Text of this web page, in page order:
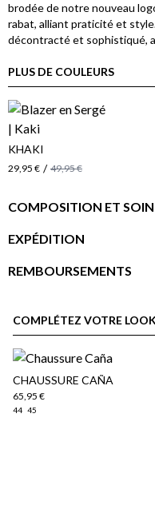
brodée de notre nouveau
rabat, alliant praticité et
décontracté et sophistiqué,
PLUS DE COULEURS
KHAKI
29,95 € / 49,95 €
COMPOSITION ET SOIN
EXPÉDITION
REMBOURSEMENTS
COMPLÉTEZ VOTRE LOOK
CHAUSSURE CAÑA
65,95 €
44 45